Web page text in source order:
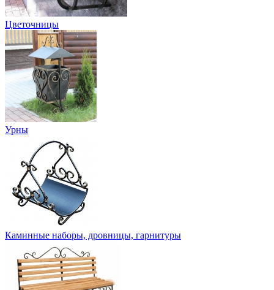
Цветочницы
Урны
Каминные наборы, дровницы, гарнитуры